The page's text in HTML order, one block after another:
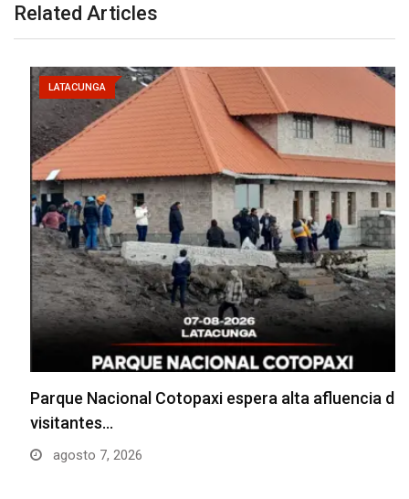
Related Articles
LATACUNGA
Parque Nacional Cotopaxi espera alta afluencia de
visitantes…
agosto 7, 2026